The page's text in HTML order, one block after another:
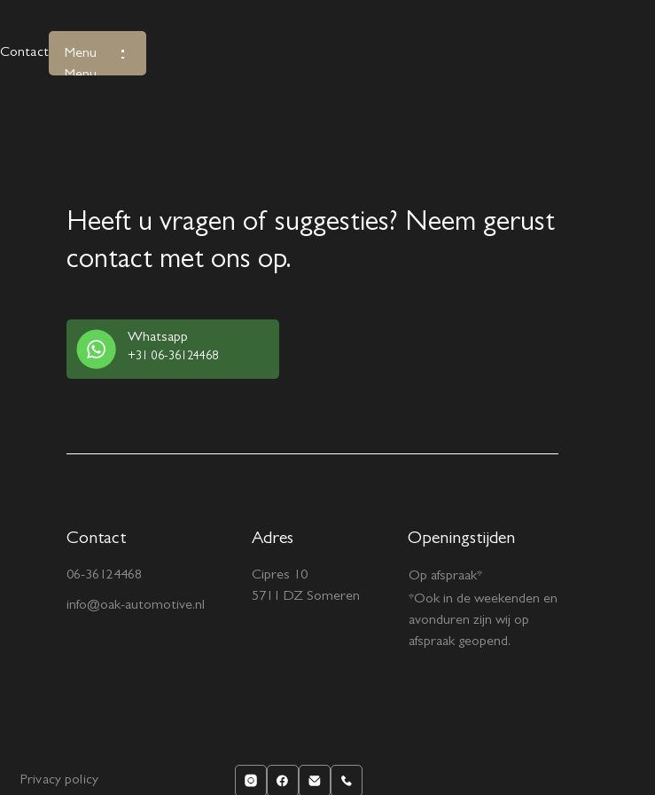
Contact
Menu
Menu
Diensten
Heeft u vragen of suggesties? Neem gerust
contact met ons op.
Whatsapp
+31 06-36124468
Contact
06-36124468
info@oak-automotive.nl
Adres
Cipres 10
5711 DZ Someren
Openingstijden
Op afspraak*
*Ook in de weekenden en
avonduren zijn wij op
afspraak geopend.
Privacy policy